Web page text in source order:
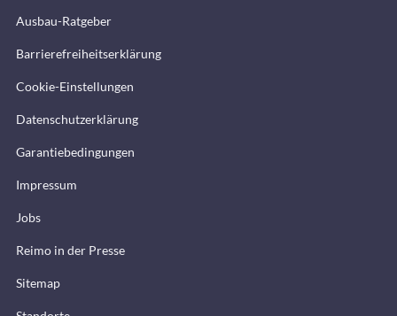
Ausbau-Ratgeber
Barrierefreiheitserklärung
Cookie-Einstellungen
Datenschutzerklärung
Garantiebedingungen
Impressum
Jobs
Reimo in der Presse
Sitemap